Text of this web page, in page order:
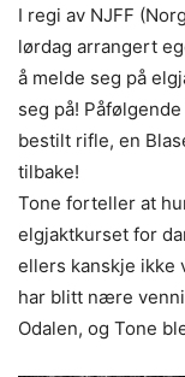
I regi av NJFF
lørdag arrangert
å melde seg på
seg på!
bestilt rifle, en
tilbake!
Tone forteller at
elgjaktkurset for
ellers kanskje ikke
har blitt nære
Odalen, og Tone